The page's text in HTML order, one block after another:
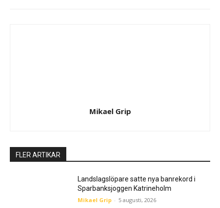
Mikael Grip
FLER ARTIKAR
Landslagslöpare satte nya banrekord i
Sparbanksjoggen Katrineholm
Mikael Grip - 5 augusti, 2026